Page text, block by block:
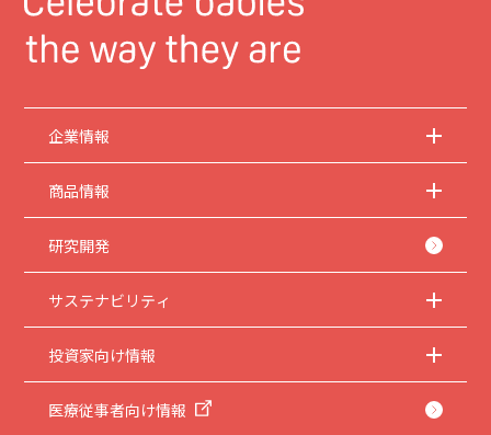
企業情報
商品情報
研究開発
サステナビリティ
投資家向け情報
医療従事者向け情報